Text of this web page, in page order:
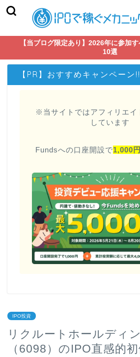
【当ブログ限定あり】2026年に参加
10選
【PR】おすすめキャンペーン!!
※当サイトではアフィリエイ
しています
Fundsへの口座開設で1,000円
IPO投資
リクルートホールディ
（6098）のIPO直感的